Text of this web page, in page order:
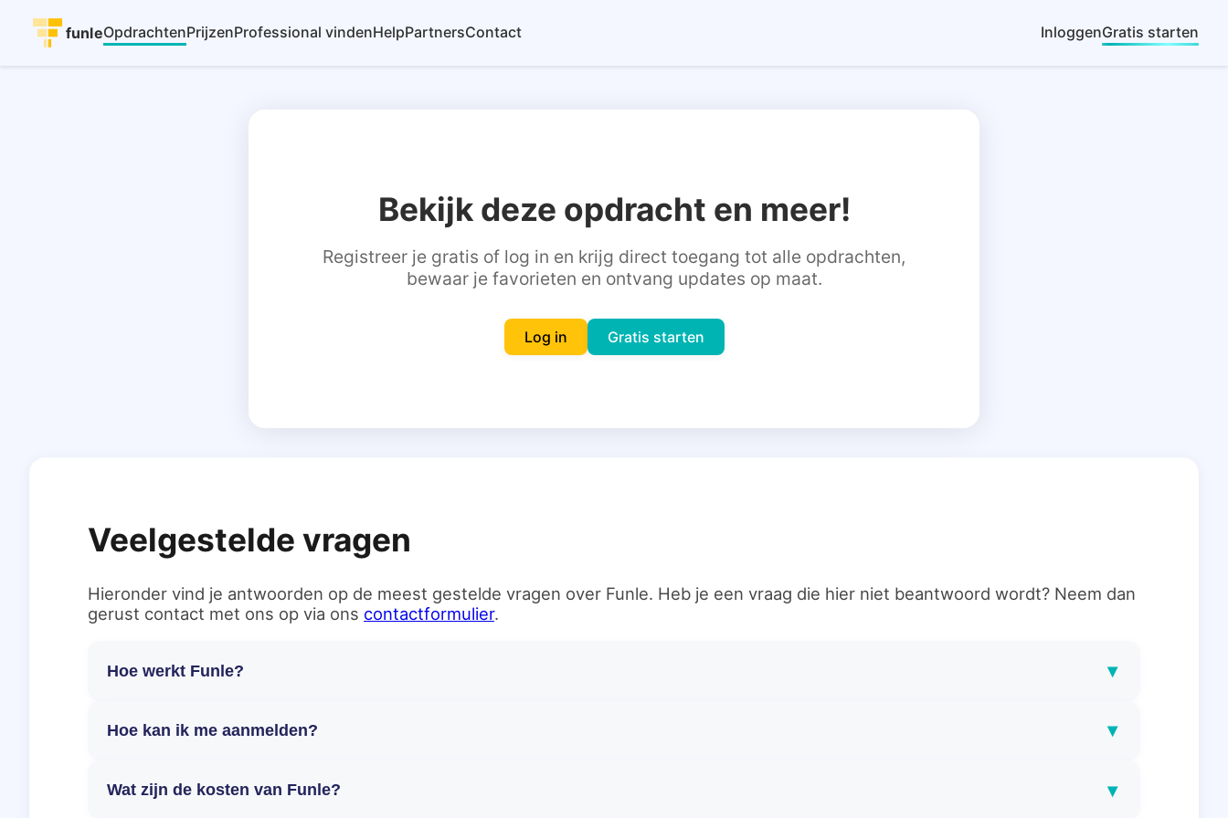
funleOpdrachtenPrijzenProfessional vindenHelpPartnersContact InloggenGratis starten
Bekijk deze opdracht en meer!
Registreer je gratis of log in en krijg direct toegang tot alle opdrachten,
bewaar je favorieten en ontvang updates op maat.
Log in Gratis starten
Veelgestelde vragen
Hieronder vind je antwoorden op de meest gestelde vragen over Funle. Heb je een vraag die hier niet beantwoord wordt? Neem dan
gerust contact met ons op via ons contactformulier.
Hoe werkt Funle? ▾
Hoe kan ik me aanmelden? ▾
Wat zijn de kosten van Funle? ▾